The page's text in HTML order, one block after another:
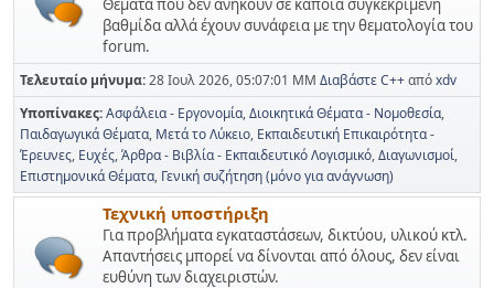
Θέματα που δεν ανήκουν σε κάποια συγκεκριμένη
βαθμίδα αλλά έχουν συνάφεια με την θεματολογία του
forum.
Τελευταίο μήνυμα:28 Ιουλ 2026, 05:07:01 ΜΜ Διαβάστε C++απόxdv
Υποπίνακες Ασφάλεια - Εργονομία Διοικητικά Θέματα - Νομοθεσία
Παιδαγωγικά Θέματα Μετά το Λύκειο Εκπαιδευτική Επικαιρότητα -
Έρευνες Ευχές Άρθρα - Βιβλία - Εκπαιδευτικό Λογισμικό Διαγωνισμοί
Επιστημονικά Θέματα Γενική συζήτηση (μόνο για ανάγνωση)
Τεχνική υποστήριξη
Για προβλήματα εγκαταστάσεων, δικτύου, υλικού κτλ.
Απαντήσεις μπορεί να δίνονται από όλους, δεν είναι
ευθύνη των διαχειριστών.